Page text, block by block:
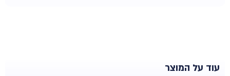
עוד על המוצר